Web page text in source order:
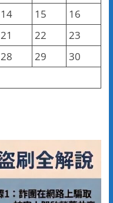
14 15
16
21 22
23
28 29
30